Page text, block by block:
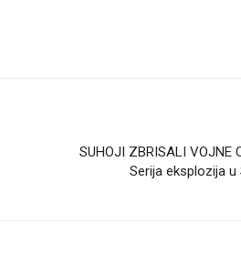
SUHOJI ZBRISALI VOJNE
Serija eksplozija u